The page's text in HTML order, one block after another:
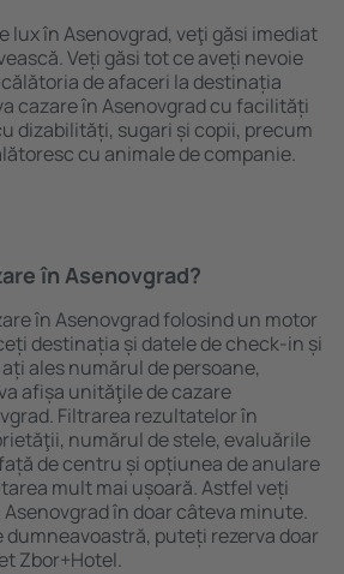
lux în Asenovgrad, veţi găsi imediat
Veți găsi tot ce aveți nevoie
de afaceri la destinația
cazare în Asenovgrad cu facilități
dizabilități, sugari și copii, precum
cu animale de companie.
în Asenovgrad?
în Asenovgrad folosind un motor
destinația și datele de check-in și
ales numărul de persoane,
afișa unităţile de cazare
Filtrarea rezultatelor în
numărul de stele, evaluările
de centru și opțiunea de anulare
mult mai ușoară. Astfel veți
în doar câteva minute.
puteți rezerva doar
Zbor+Hotel.